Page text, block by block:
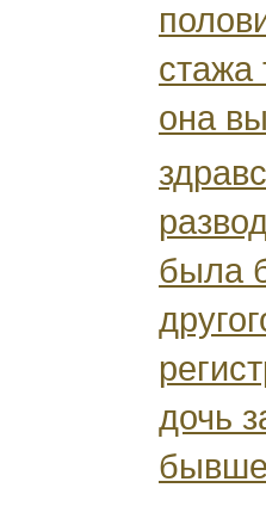
стажа
она
была
дочь